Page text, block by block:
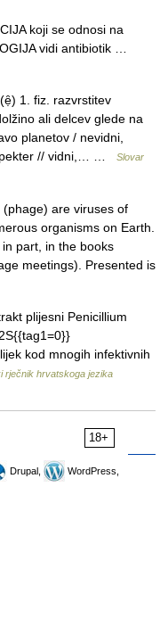
koji se odnosi na
vidi antibiotik …
1. fiz. razvrstitev
ali delcev glede na
planetov / nevidni,
// vidni,… …
Slovar
are viruses of
organisms on Earth.
part, in the books
meetings). Presented is
plijesni Penicillium
kod mnogih infektivnih
rječnik hrvatskoga jezika
18+
Drupal,
WordPress,